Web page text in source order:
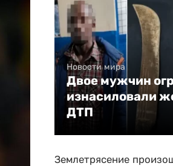
Новости мира
Двое мужчин
изнасиловали
ДТП
Землетрясение